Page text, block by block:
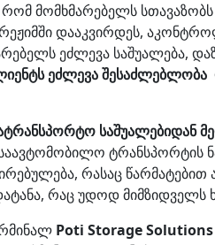
მომხმარებელს
დააკვირდეს,
ეძლევა საშუალება,
ეძლევა
საშუალებიდან
რასაც წარმატებით
რაც უდოდ მიმზიდველს
Poti Storage Solutions